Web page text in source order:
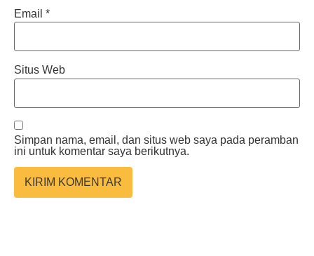
Email *
Situs Web
Simpan nama, email, dan situs web saya pada peramban
ini untuk komentar saya berikutnya.